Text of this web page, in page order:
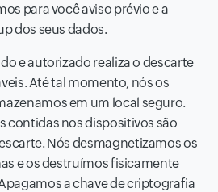
para você aviso prévio e a
dos seus dados.
e autorizado realiza o descarte
Até tal momento, nós os
em um local seguro.
contidas nos dispositivos são
Nós desmagnetizamos os
e os destruímos fisicamente
a chave de criptografia